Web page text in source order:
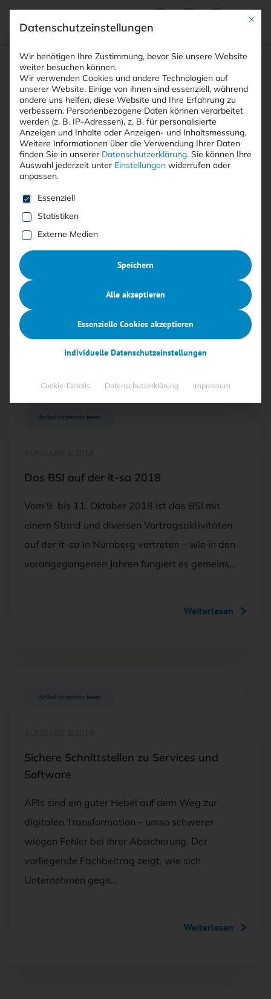
Suchfeld
Suchen
Breadcrumb-Navigation
STARTSEITE BEDROHUNGEN
Alle Beiträge der Kategorie
“Bedrohungen”
Thema Informationssicherheit, die unter die Kategorie
„Bedrohungen“ fallen.
Free <kes>+
Artikel kostenlos lesen
Das BSI auf der it-sa 2018
Vom 9. bis 11. Oktober 2018 ist das BSI mit
einem Stand und diversen Vortragsaktivitäten
auf der it-sa in Nürnberg vertreten – wie in den
vorangegangenen Jahren fungiert es gemeins…
Weiterlesen
Artikel kostenlos lesen
Sichere Schnittstellen zu Services und
Software
APIs sind ein guter Hebel auf dem Weg zur
digitalen Transformation – umso schwerer
wiegen Fehler bei ihrer Absicherung. Der
vorliegende Fachbeitrag zeigt, wie sich
Unternehmen gege…
Weiterlesen
Mit
Datenschutzeinstellungen
Wir benötigen Ihre Zustimmung, bevor Sie unsere Website
weiter besuchen können.
Wir verwenden Cookies und andere Technologien auf
unserer Website. Einige von ihnen sind essenziell, während
andere uns helfen, diese Website und Ihre Erfahrung zu
verbessern. Personenbezogene Daten können verarbeitet
werden (z. B. IP-Adressen), z. B. für personalisierte
Anzeigen und Inhalte oder Anzeigen- und Inhaltsmessung.
Weitere Informationen über die Verwendung Ihrer Daten
finden Sie in unserer Datenschutzerklärung. Sie können Ihre
Auswahl jederzeit unter Einstellungen widerrufen oder
anpassen.
Es folgt eine Liste der Service-Gruppen, für die eine
Essenziell
Statistiken
Externe Medien
Speichern
Alle akzeptieren
Essenzielle Cookies akzeptieren
Individuelle Datenschutzeinstellungen
Cookie-Details Datenschutzerklärung Impressum